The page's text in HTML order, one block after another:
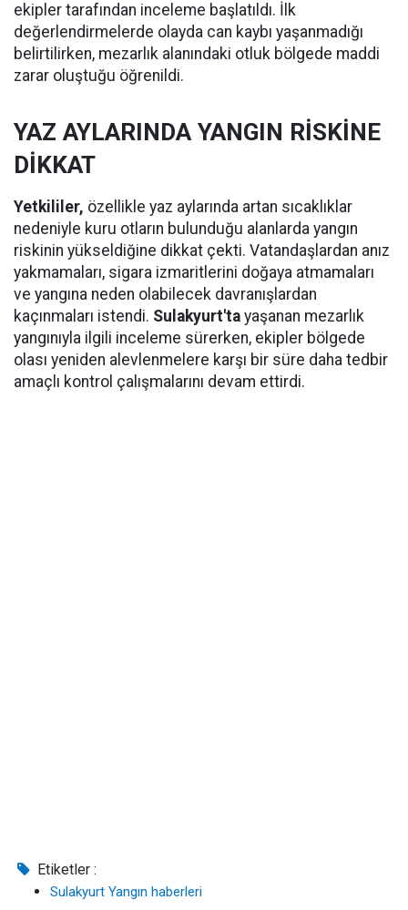
ekipler tarafından inceleme başlatıldı. İlk
değerlendirmelerde olayda can kaybı yaşanmadığı
belirtilirken, mezarlık alanındaki otluk bölgede maddi
zarar oluştuğu öğrenildi.
YAZ AYLARINDA YANGIN RİSKİNE
DİKKAT
Yetkililer, özellikle yaz aylarında artan sıcaklıklar
nedeniyle kuru otların bulunduğu alanlarda yangın
riskinin yükseldiğine dikkat çekti. Vatandaşlardan anız
yakmamaları, sigara izmaritlerini doğaya atmamaları
ve yangına neden olabilecek davranışlardan
kaçınmaları istendi. Sulakyurt'ta yaşanan mezarlık
yangınıyla ilgili inceleme sürerken, ekipler bölgede
olası yeniden alevlenmelere karşı bir süre daha tedbir
amaçlı kontrol çalışmalarını devam ettirdi.
Etiketler :
Sulakyurt Yangın haberleri